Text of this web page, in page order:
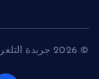
© 2026 جريدة التلغراف | أخبار أستراليا | Created by